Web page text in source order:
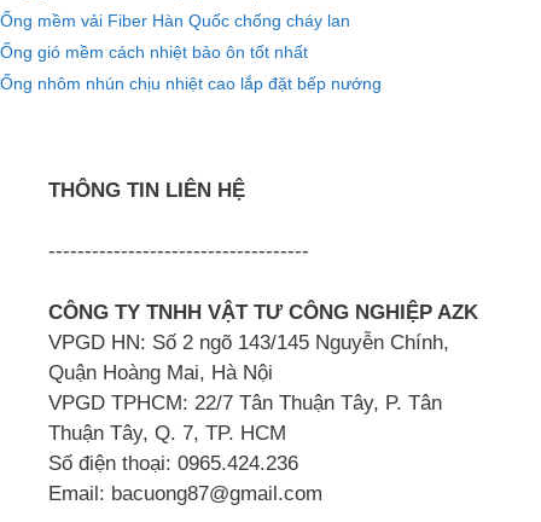
Ống mềm vải Fiber Hàn Quốc chống cháy lan
Ống gió mềm cách nhiệt bảo ôn tốt nhất
Ống nhôm nhún chịu nhiệt cao lắp đặt bếp nướng
THÔNG TIN LIÊN HỆ
------------------------------------
CÔNG TY TNHH VẬT TƯ CÔNG NGHIỆP AZK
VPGD HN: Số 2 ngõ 143/145 Nguyễn Chính,
Quận Hoàng Mai, Hà Nội
VPGD TPHCM: 22/7 Tân Thuận Tây, P. Tân
Thuận Tây, Q. 7, TP. HCM
Số điện thoại: 0965.424.236
Email: bacuong87@gmail.com